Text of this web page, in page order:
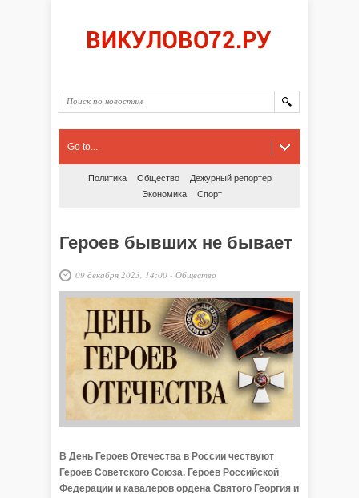
Go to...
Политика Общество
Дежурный репортер
Экономика
Спорт
Героев бывших не бывает
09 декабря 2023, 14:00 - Общество
В День Героев Отечества в России чествуют
Героев Советского Союза, Героев Российской
Федерации и кавалеров ордена Святого Георгия и